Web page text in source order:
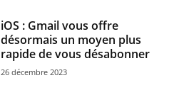
iOS : Gmail vous offre
désormais un moyen plus
rapide de vous désabonner
26 décembre 2023